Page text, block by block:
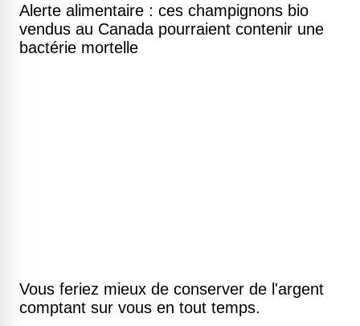
Alerte alimentaire : ces champignons bio
vendus au Canada pourraient contenir une
bactérie mortelle
Vous feriez mieux de conserver de l'argent
comptant sur vous en tout temps.